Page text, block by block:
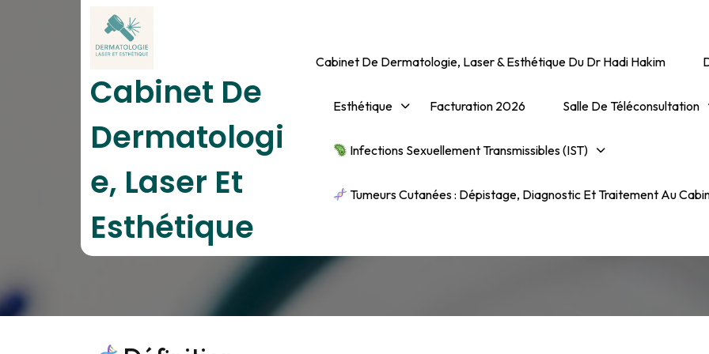
Cabinet De
Dermatologi
E, Laser Et
Esthétique
Cabinet De Dermatologie, Laser & Esthétique Du Dr Hadi Hakim
Esthétique Facturation 2026 Salle De Téléconsultation
Infections Sexuellement Transmissibles (IST)
Tumeurs Cutanées : Dépistage, Diagnostic Et Traitement Au
Effluvium Télogène